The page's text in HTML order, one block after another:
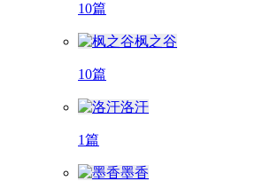
10篇
枫之谷
10篇
洛汗
1篇
墨香